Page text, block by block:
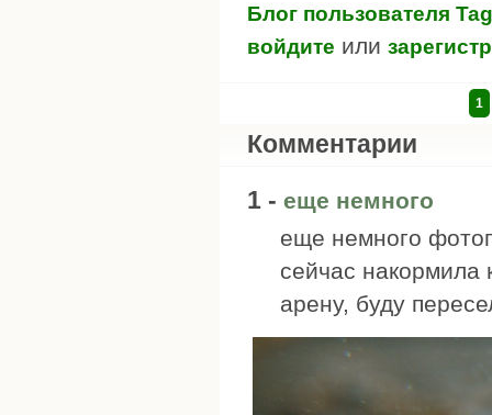
Блог пользователя
войдите или
1
Комментарии
1 - еще немного
еще немного
сейчас накормила
арену, буду